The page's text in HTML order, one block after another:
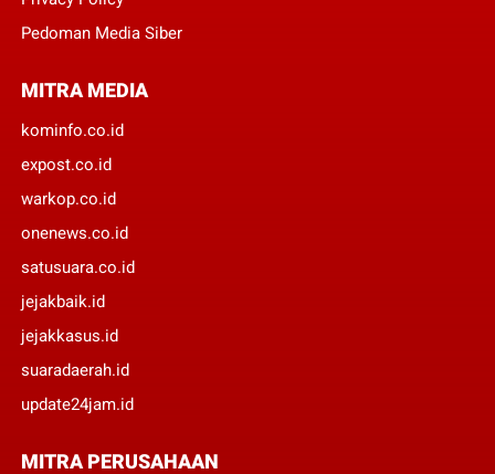
Pedoman Media Siber
MITRA MEDIA
kominfo.co.id
expost.co.id
warkop.co.id
onenews.co.id
satusuara.co.id
jejakbaik.id
jejakkasus.id
suaradaerah.id
update24jam.id
MITRA PERUSAHAAN